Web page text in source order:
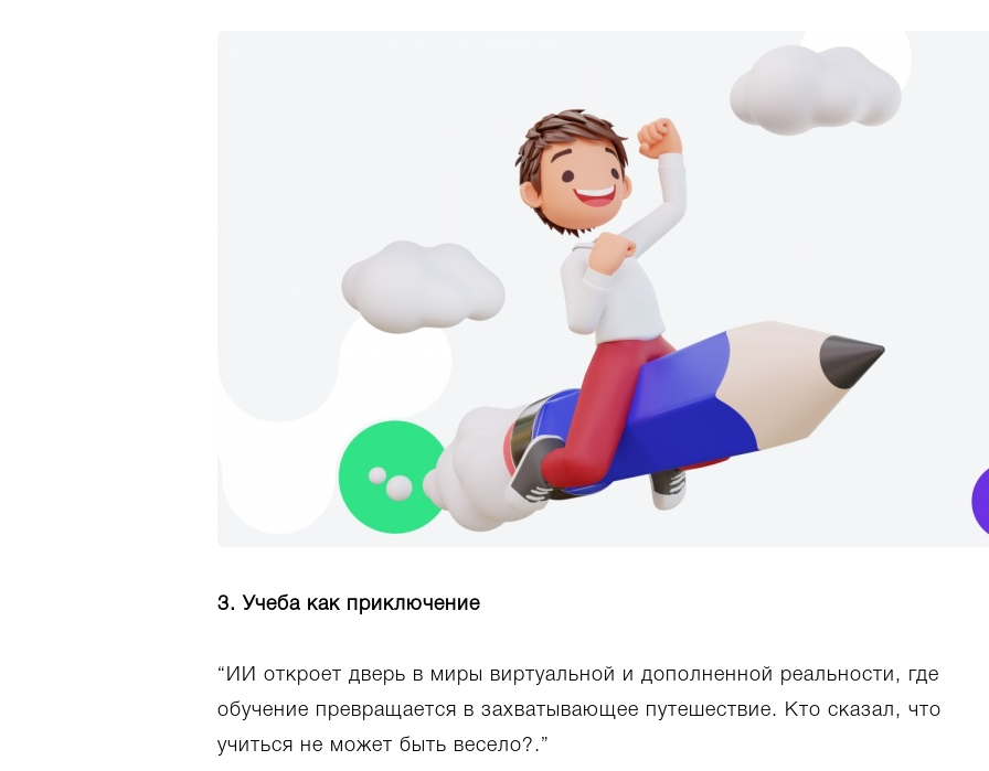
3. Учеба как приключение
“ИИ откроет дверь в миры виртуальной и дополненной реальности, где
обучение превращается в захватывающее путешествие. Кто сказал, что
учиться не может быть весело?.”